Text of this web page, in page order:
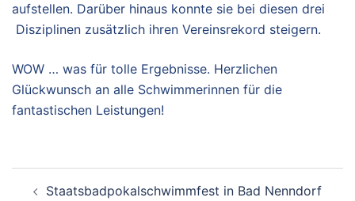
aufstellen. Darüber hinaus konnte sie bei diesen drei
Disziplinen zusätzlich ihren Vereinsrekord steigern.
WOW … was für tolle Ergebnisse. Herzlichen
Glückwunsch an alle Schwimmerinnen für die
fantastischen Leistungen!
Staatsbadpokalschwimmfest in Bad Nenndorf